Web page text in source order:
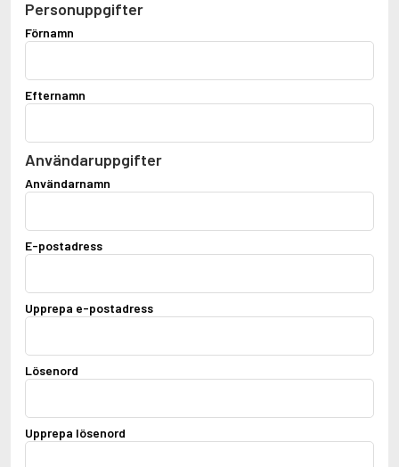
Personuppgifter
Förnamn
Efternamn
Användaruppgifter
Användarnamn
E-postadress
Upprepa e-postadress
Lösenord
Upprepa lösenord